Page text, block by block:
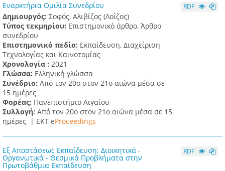
Εναρκτήρια Ομιλία Συνεδρίου
Δημιουργός: Σοφός, Αλιβίζος (Λοΐζος)
Τύπος τεκμηρίου: Επιστημονικό άρθρο, Άρθρο
συνεδρίου
Επιστημονικό πεδίο: Εκπαίδευση, Διαχείριση
Τεχνολογίας και Καινοτομίας
Χρονολογία : 2021
Γλώσσα: Ελληνική γλώσσα
Συνέδριο: Από τον 20ο στον 21ο αιώνα μέσα σε
15 ημέρες
Φορέας: Πανεπιστήμιο Αιγαίου
Συλλογή: Από τον 20ο στον 21ο αιώνα μέσα σε 15
ημέρες | ΕΚΤ eProceedings
RDF
Εξ Αποστάσεως Εκπαίδευση: Διοικητικά -
Οργανωτικά - Θεσμικά Προβλήματα στην
Πρωτοβάθμια Εκπαίδευση
RDF